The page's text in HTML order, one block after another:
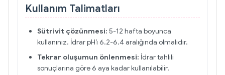
Kullanım Talimatları
Sütrivit çözünmesi: 5-12 hafta boyunca
kullanınız. İdrar pH’ı 6.2-6.4 aralığında olmalıdır.
Tekrar oluşumun önlenmesi: İdrar tahlili
sonuçlarına göre 6 aya kadar kullanılabilir.